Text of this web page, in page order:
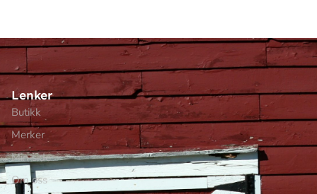
Lenker
Butikk
Merker
Min side
Om oss